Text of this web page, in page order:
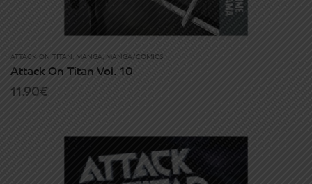
ATTACK ON TITAN MANGA, MANGA/COMICS
Attack On Titan Vol. 10
11.90€